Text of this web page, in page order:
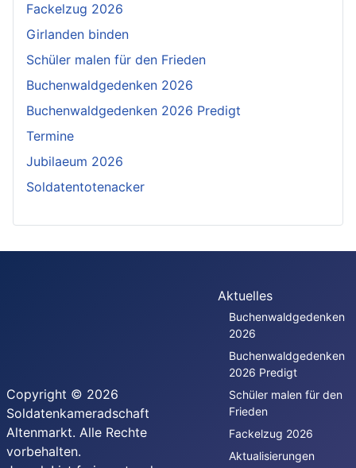
Fackelzug 2026
Girlanden binden
Schüler malen für den Frieden
Buchenwaldgedenken 2026
Buchenwaldgedenken 2026 Predigt
Termine
Jubilaeum 2026
Soldatentotenacker
Copyright © 2026
Soldatenkameradschaft
Altenmarkt. Alle Rechte
vorbehalten.
Aktuelles
Buchenwaldgedenken
2026
Buchenwaldgedenken
2026 Predigt
Schüler malen für den
Frieden
Fackelzug 2026
Aktualisierungen